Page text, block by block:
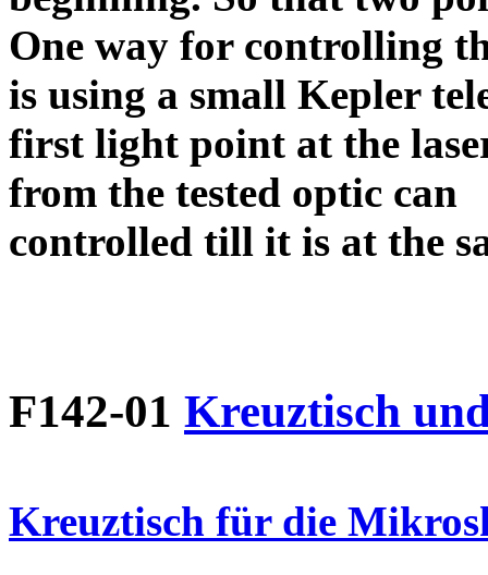
One way for controlling
is using a small Kepler
first light point at the
from the tested optic can
controlled till it is at the
F142-01 Kreuztisch
Kreuztisch für die